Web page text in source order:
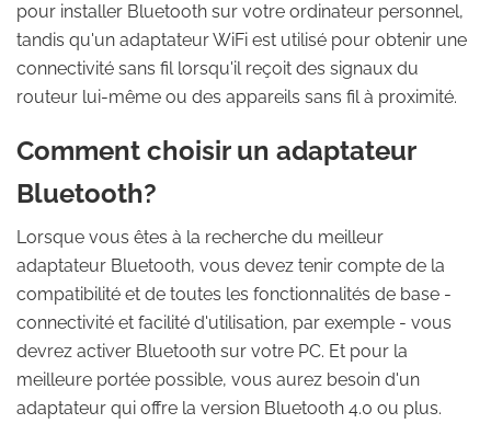
pour installer Bluetooth sur votre ordinateur personnel,
tandis qu'un adaptateur WiFi est utilisé pour obtenir une
connectivité sans fil lorsqu'il reçoit des signaux du
routeur lui-même ou des appareils sans fil à proximité.
Comment choisir un adaptateur
Bluetooth?
Lorsque vous êtes à la recherche du meilleur
adaptateur Bluetooth, vous devez tenir compte de la
compatibilité et de toutes les fonctionnalités de base -
connectivité et facilité d'utilisation, par exemple - vous
devrez activer Bluetooth sur votre PC. Et pour la
meilleure portée possible, vous aurez besoin d'un
adaptateur qui offre la version Bluetooth 4.0 ou plus.